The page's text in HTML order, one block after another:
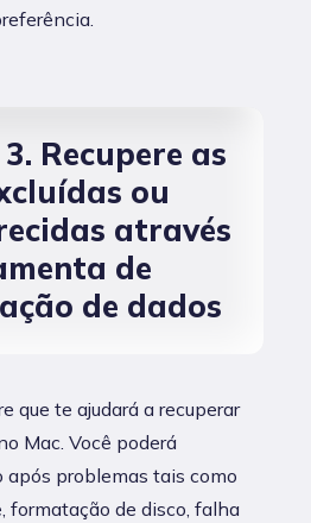
Recupere as
ou
através
de
de dados
que te ajudará a recuperar
Mac. Você poderá
após problemas tais como
formatação de disco, falha